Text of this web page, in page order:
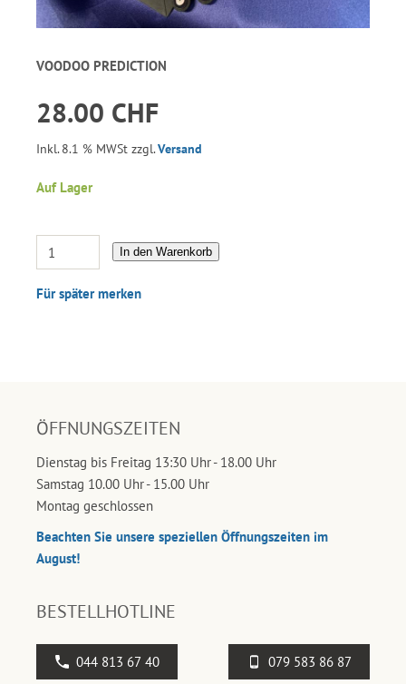
VOODOO PREDICTION
28.00 CHF
Inkl. 8.1 % MWSt zzgl.Versand
Auf Lager
In den Warenkorb
Für später merken
ÖFFNUNGSZEITEN
Dienstag bis Freitag 13:30 Uhr - 18.00 Uhr
Samstag 10.00 Uhr - 15.00 Uhr
Montag geschlossen
Beachten Sie unsere speziellen Öffnungszeiten im
August!
BESTELLHOTLINE
044 813 67 40 079 583 86 87